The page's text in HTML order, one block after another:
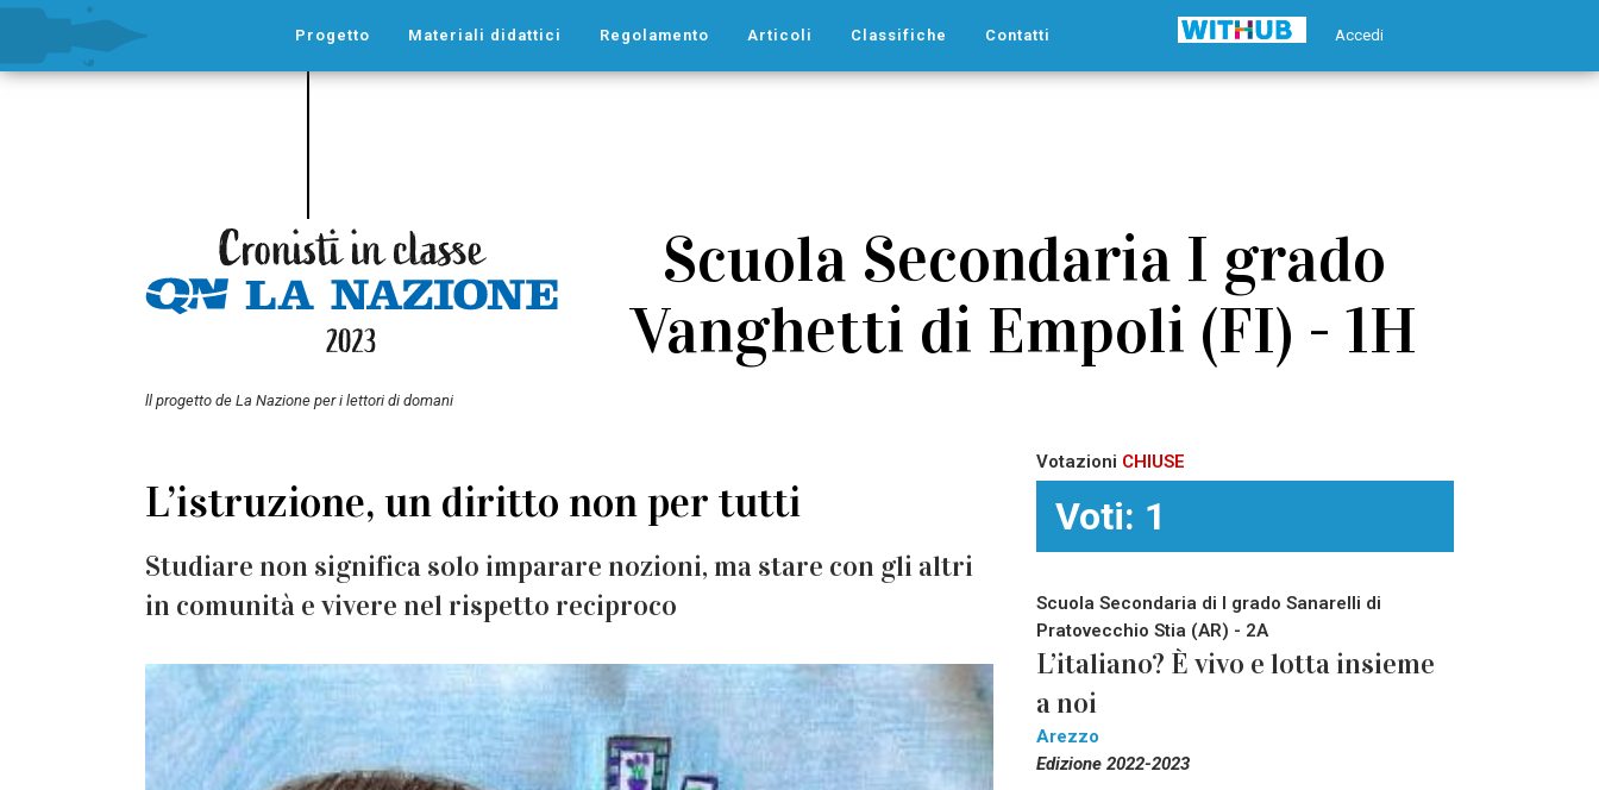
Accedi
Progetto Materiali didattici Regolamento Articoli Classifiche Contatti
ll progetto de La Nazione per i lettori di domani
Scuola Secondaria I grado
Vanghetti di Empoli (FI) - 1H
L’istruzione, un diritto non per tutti
Studiare non significa solo imparare nozioni, ma stare con gli altri
in comunità e vivere nel rispetto reciproco
Votazioni CHIUSE
Voti: 1
Scuola Secondaria di I grado Sanarelli di
Pratovecchio Stia (AR) - 2A
L’italiano? È vivo e lotta insieme
a noi
Arezzo
Edizione 2022-2023